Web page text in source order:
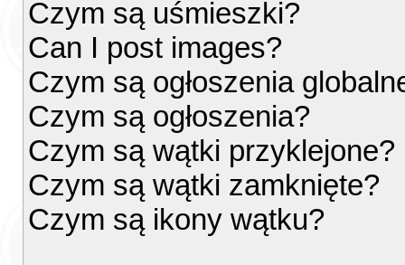
Czym są uśmieszki?
Can I post images?
Czym są ogłoszenia
Czym są ogłoszenia?
Czym są wątki przyklejone?
Czym są wątki zamknięte?
Czym są ikony wątku?